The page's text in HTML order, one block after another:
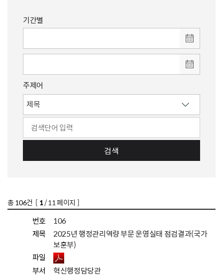
기간별
주제어
검색
총 106건 [ 1/ 11 페이지 ]
번호
106
제목
2025년 행정관리역량 부문 운영실태 점검결과(국가
보훈부)
파일
부서
혁신행정담당관